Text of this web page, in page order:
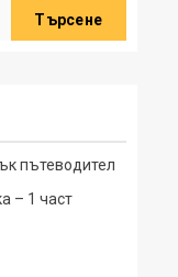
Търсене
пътеводител
– 1 част